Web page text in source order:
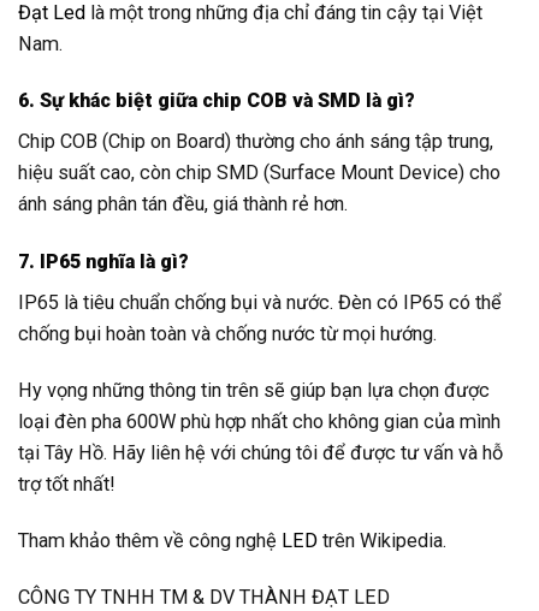
Đạt Led là một trong những địa chỉ đáng tin cậy tại Việt
Nam.
6. Sự khác biệt giữa chip COB và SMD là gì?
Chip COB (Chip on Board) thường cho ánh sáng tập trung,
hiệu suất cao, còn chip SMD (Surface Mount Device) cho
ánh sáng phân tán đều, giá thành rẻ hơn.
7. IP65 nghĩa là gì?
IP65 là tiêu chuẩn chống bụi và nước. Đèn có IP65 có thể
chống bụi hoàn toàn và chống nước từ mọi hướng.
Hy vọng những thông tin trên sẽ giúp bạn lựa chọn được
loại đèn pha 600W phù hợp nhất cho không gian của mình
tại Tây Hồ. Hãy liên hệ với chúng tôi để được tư vấn và hỗ
trợ tốt nhất!
Tham khảo thêm về công nghệ LED trên Wikipedia.
CÔNG TY TNHH TM & DV THÀNH ĐẠT LED